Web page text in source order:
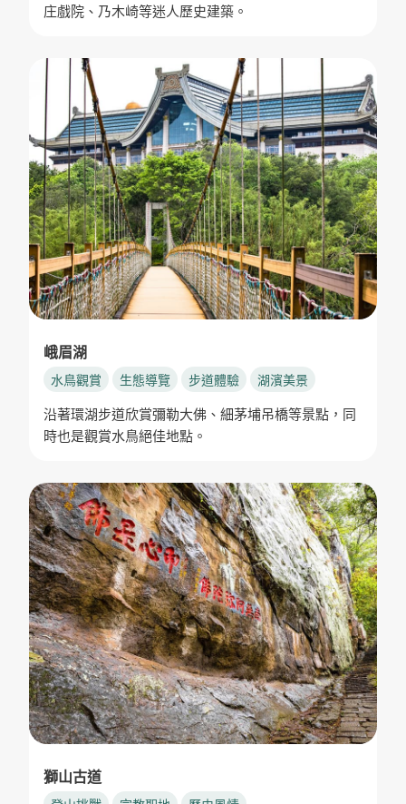
庄戲院、乃木崎等迷人歷史建築。
峨眉湖
水鳥觀賞 生態導覽 步道體驗 湖濱美景
沿著環湖步道欣賞彌勒大佛、細茅埔吊橋等景點，同
時也是觀賞水鳥絕佳地點。
獅山古道